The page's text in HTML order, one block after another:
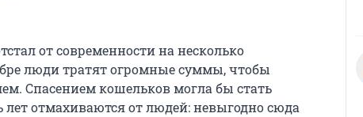
от современности на несколько
люди тратят огромные суммы, чтобы
Спасением кошельков могла бы стать
лет отмахиваются от людей: невыгодно сюда